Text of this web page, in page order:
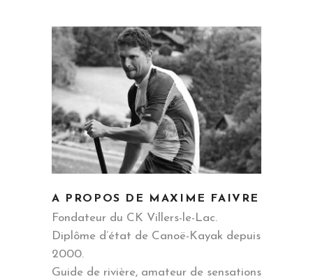
A PROPOS DE MAXIME FAIVRE
Fondateur du CK Villers-le-Lac.
Diplôme d’état de Canoë-Kayak depuis
2000.
Guide de rivière, amateur de sensations